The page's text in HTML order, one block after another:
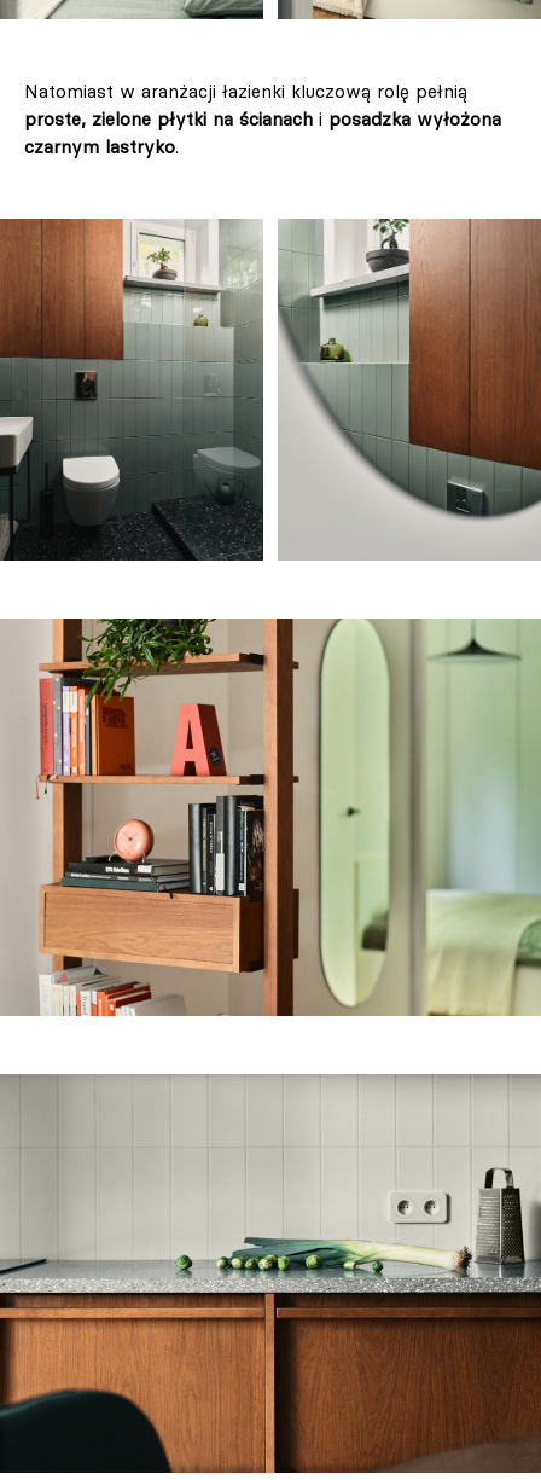
Natomiast w aranżacji łazienki kluczową rolę pełnią
proste, zielone płytki na ścianach i posadzka wyłożona
czarnym lastryko.